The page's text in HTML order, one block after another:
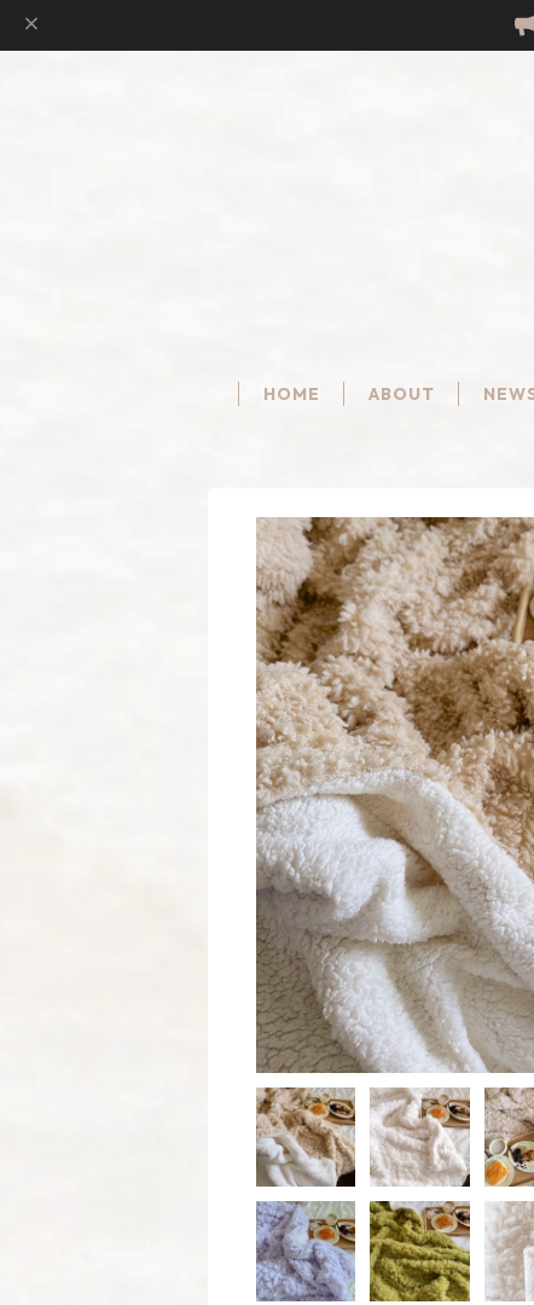
HOME ABOUT